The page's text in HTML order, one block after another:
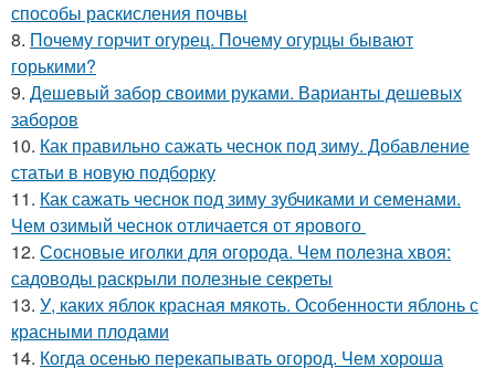
способы раскисления почвы
8. Почему горчит огурец. Почему огурцы бывают
горькими?
9. Дешевый забор своими руками. Варианты дешевых
заборов
10. Как правильно сажать чеснок под зиму. Добавление
статьи в новую подборку
11. Как сажать чеснок под зиму зубчиками и семенами.
Чем озимый чеснок отличается от ярового
12. Сосновые иголки для огорода. Чем полезна хвоя:
садоводы раскрыли полезные секреты
13. У, каких яблок красная мякоть. Особенности яблонь с
красными плодами
14. Когда осенью перекапывать огород. Чем хороша